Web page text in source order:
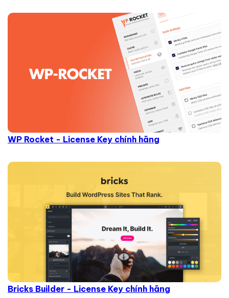
WP Rocket - License Key chính hãng
Bricks Builder - License Key chính hãng